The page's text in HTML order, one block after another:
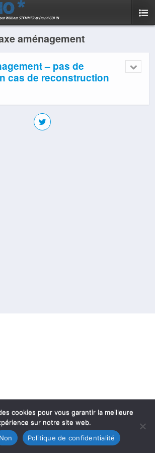
aménagement
– pas de
cas de reconstruction
cookies pour vous garantir la meilleure
sur notre site web.
Non Politique de confidentialité